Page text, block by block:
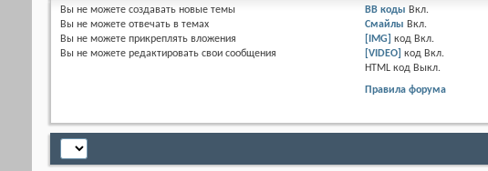
Вы не можете создавать новые темы
Вы не можете отвечать в темах
Вы не можете прикреплять вложения
Вы не можете редактировать свои сообщения
BB коды Вкл.
Смайлы Вкл.
[IMG] код Вкл.
[VIDEO] код Вкл.
HTML код Выкл.
Правила форума